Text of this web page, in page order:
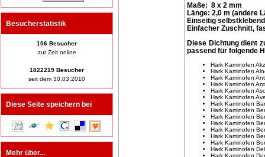
Besucherstatistik
106 Besucher
zur Zeit online
1822219 Besucher
seit dem 30.03.2010
Diese Seite speichern bei
Mehr über...
Maße: 8 x 2 mm
Länge: 2,0 m (andere
Einseitig selbstklebend
Einfacher Zuschnitt,
Diese Dichtung dient
passend für folgende
Hark Kaminofen
Hark Kaminofen
Hark Kaminofen
Hark Kaminofen
Hark Kaminofen
Hark Kaminofen
Hark Kaminofen
Hark Kaminofen
Hark Kaminofen
Hark Kaminofen
Hark Kaminofen
Hark Kaminofen
Hark Kaminofen
Hark Kaminofen
Hark Kaminofen